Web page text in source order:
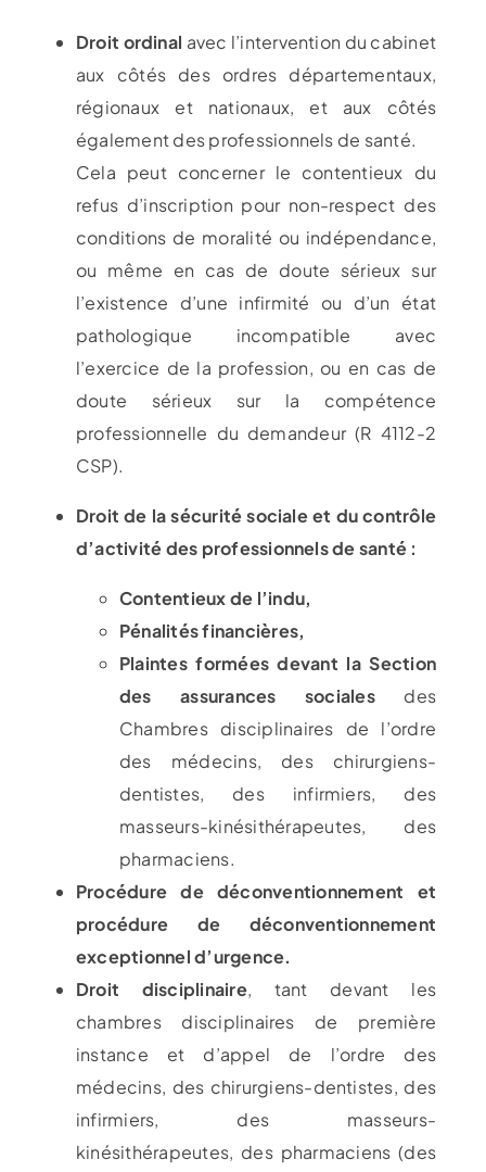
Droit ordinal avec l’intervention du cabinet
aux côtés des ordres départementaux,
régionaux et nationaux, et aux côtés
également des professionnels de santé.
Cela peut concerner le contentieux du
refus d’inscription pour non-respect des
conditions de moralité ou indépendance,
ou même en cas de doute sérieux sur
l’existence d’une infirmité ou d’un état
pathologique incompatible avec
l’exercice de la profession, ou en cas de
doute sérieux sur la compétence
professionnelle du demandeur(R 4112-2
CSP).
Droit de la sécurité sociale et du contrôle
d’activité des professionnels de santé :
Contentieux de l’indu,
Pénalités financières,
Plaintes formées devant la Section
des assurances sociales des
Chambres disciplinaires de l’ordre
des médecins, des chirurgiens-
dentistes, des infirmiers, des
masseurs-kinésithérapeutes, des
pharmaciens.
Procédure de déconventionnement et
procédure de déconventionnement
exceptionnel d’urgence.
Droit disciplinaire, tant devant les
chambres disciplinaires de première
instance et d’appel de l’ordre des
médecins, des chirurgiens-dentistes, des
infirmiers, des masseurs-
kinésithérapeutes, des pharmaciens (des